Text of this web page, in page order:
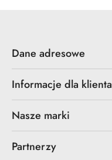
Dane adresowe
Informacje dla klienta
Nasze marki
Partnerzy